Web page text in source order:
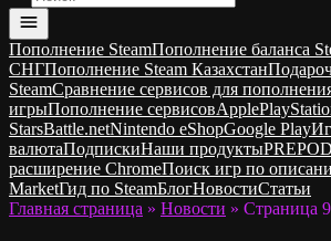
Пополнение SteamПополнение баланса
СНГПополнение Steam Казахстан
SteamСравнение сервисов для
игрыПополнение сервисовApple
StarsBattle.netNintendo eShopGoogle Play
валютаПодпискиНаши продукты
расширение ChromeПоиск игр по
MarketГид по SteamБлогНовостиСтатьи
Главная страница » Новости » Страница